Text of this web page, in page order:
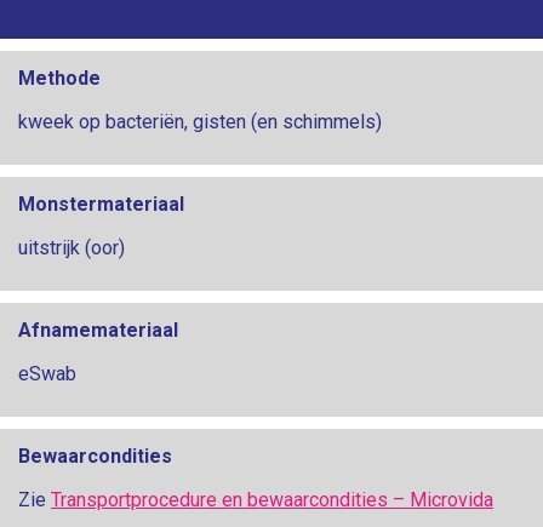
Methode
kweek op bacteriën, gisten (en schimmels)
Monstermateriaal
uitstrijk (oor)
Afnamemateriaal
eSwab
Bewaarcondities
Zie Transportprocedure en bewaarcondities – Microvida